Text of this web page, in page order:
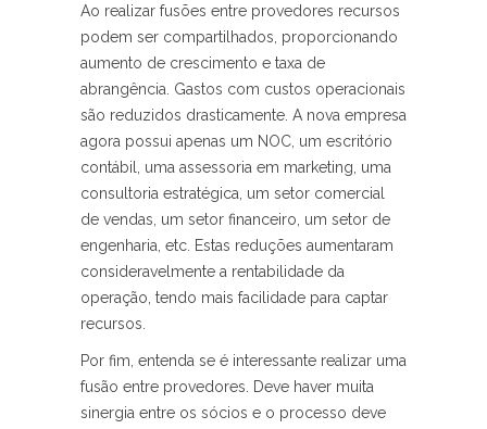
Ao realizar fusões entre provedores recursos
podem ser compartilhados, proporcionando
aumento de crescimento e taxa de
abrangência. Gastos com custos operacionais
são reduzidos drasticamente. A nova empresa
agora possui apenas um NOC, um escritório
contábil, uma assessoria em marketing, uma
consultoria estratégica, um setor comercial
de vendas, um setor financeiro, um setor de
engenharia, etc. Estas reduções aumentaram
consideravelmente a rentabilidade da
operação, tendo mais facilidade para captar
recursos.
Por fim, entenda se é interessante realizar uma
fusão entre provedores. Deve haver muita
sinergia entre os sócios e o processo deve